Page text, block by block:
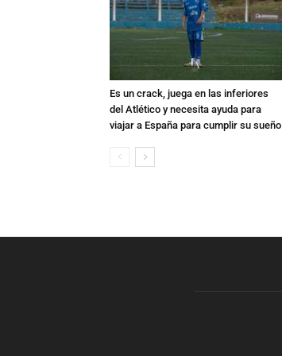
Es un crack, juega en las inferiores
del Atlético y necesita ayuda para
viajar a España para cumplir su sueño